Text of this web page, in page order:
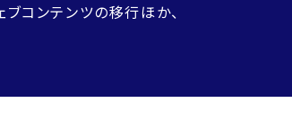
コンテンツの移行ほか、